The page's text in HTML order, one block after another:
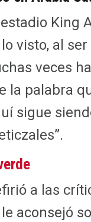
King
visto, al
veces
la palabra
sigue
a las
aconsejó